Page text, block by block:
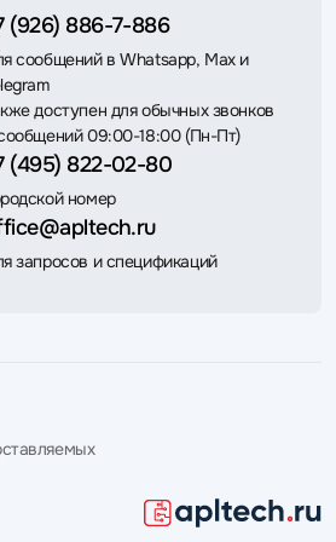
(926) 886-7-886
сообщений в Whatsapp, Max и
доступен для обычных звонков
09:00-18:00 (Пн-Пт)
(495) 822-02-80
номер
запросов и спецификаций